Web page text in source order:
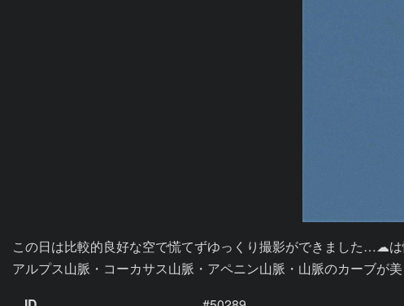
この日は比較的良好な空で慌てずゆっくり撮影ができました…☁は
アルプス山脈・コーカサス山脈・アペニン山脈・山脈のカーブが